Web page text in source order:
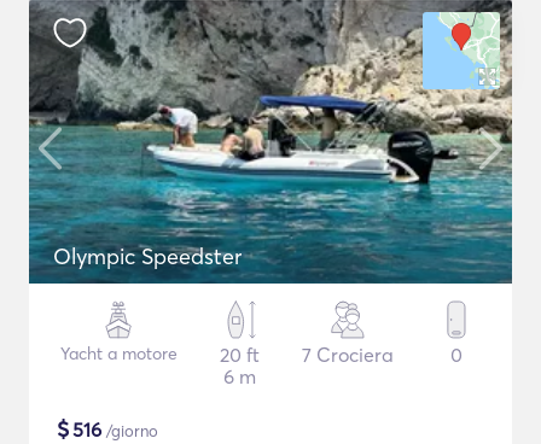
Olympic Speedster
Yacht a motore
20 ft
6 m
7 Crociera 0
$516 /giorno